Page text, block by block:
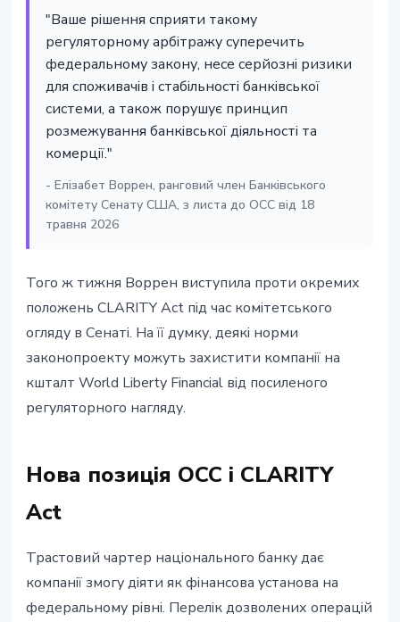
"Ваше рішення сприяти такому
регуляторному арбітражу суперечить
федеральному закону, несе серйозні ризики
для споживачів і стабільності банківської
системи, а також порушує принцип
розмежування банківської діяльності та
комерції."
- Елізабет Воррен, ранговий член Банківського
комітету Сенату США, з листа до OCC від 18
травня 2026
Того ж тижня Воррен виступила проти окремих
положень CLARITY Act під час комітетського
огляду в Сенаті. На її думку, деякі норми
законопроекту можуть захистити компанії на
кшталт World Liberty Financial від посиленого
регуляторного нагляду.
Нова позиція OCC і CLARITY
Act
Трастовий чартер національного банку дає
компанії змогу діяти як фінансова установа на
федеральному рівні. Перелік дозволених операцій